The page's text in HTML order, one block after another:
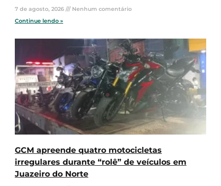
7 de agosto, 2026
Nenhum comentário
Continue lendo »
GCM apreende quatro motocicletas
irregulares durante “rolê” de veículos em
Juazeiro do Norte